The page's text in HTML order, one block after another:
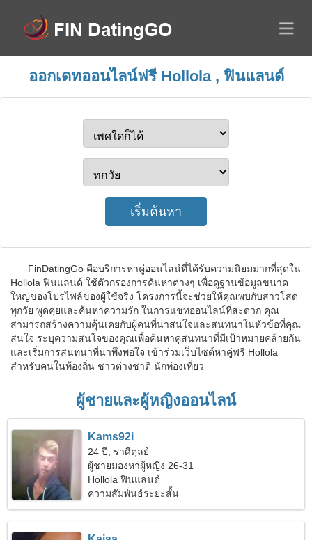
ออกเดทออนไลน์ฟรี Hollola , ฟินแลนด์
FinDatingGo คือบริการหาคู่ออนไลน์ที่ได้รับความนิยมมากที่สุดใน
Hollola ฟินแลนด์ ใช้ตัวกรองการค้นหาต่างๆ เพื่อดูฐานข้อมูลขนาด
ใหญ่ของโปรไฟล์ของผู้ใช้จริง โครงการนี้จะช่วยให้คุณพบกับสาวโสด
ทุกวัย พูดคุยและค้นหาความรัก ในการแชทออนไลน์ที่สะดวก คุณ
สามารถสร้างความคุ้นเคยกับผู้คนที่น่าสนใจและสนทนาในหัวข้อที่คุณ
สนใจ ระบุความสนใจของคุณเพื่อค้นหาคู่สนทนาที่มีเป้าหมายคล้ายกัน
และเริ่มการสนทนาที่น่าพึงพอใจ เข้าร่วมเว็บไซต์หาคู่ฟรี Hollola
สำหรับคนในท้องถิ่น ชาวต่างชาติ นักท่องเที่ยว
ผู้ชายและผู้หญิงออนไลน์
Kams92i
24 ปี, ราศีตุลย์
ผู้ชายมองหาผู้หญิง 26-31
Hollola ฟินแลนด์
ความสัมพันธ์ระยะสั้น